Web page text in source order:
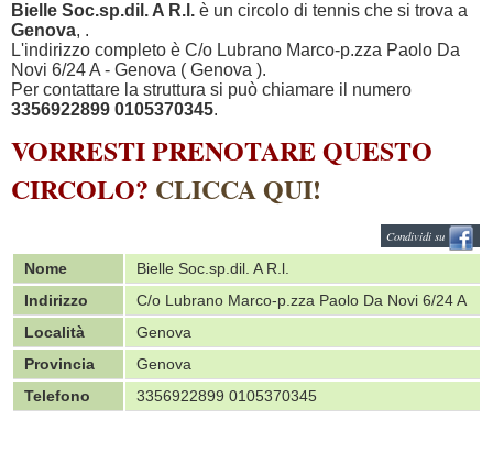
Bielle Soc.sp.dil. A R.l. è un circolo di tennis che si trova a
Genova, .
L'indirizzo completo è C/o Lubrano Marco-p.zza Paolo Da
Novi 6/24 A - Genova ( Genova ).
Per contattare la struttura si può chiamare il numero
3356922899 0105370345.
VORRESTI PRENOTARE QUESTO
CIRCOLO? CLICCA QUI!
Condividi su
Nome
Bielle Soc.sp.dil. A R.l.
Indirizzo
C/o Lubrano Marco-p.zza Paolo Da Novi 6/24 A
Località
Genova
Provincia
Genova
Telefono
3356922899 0105370345